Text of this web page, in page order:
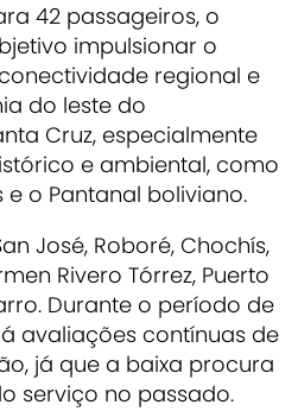
42 passageiros, o
impulsionar o
regional e
do leste do
Cruz, especialmente
e ambiental, como
e o Pantanal boliviano.
José, Roboré, Chochís,
Rivero Tórrez, Puerto
. Durante o período de
avaliações contínuas de
já que a baixa procura
serviço no passado.